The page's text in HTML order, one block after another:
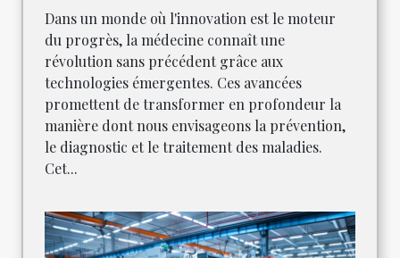
Dans un monde où l'innovation est le moteur
du progrès, la médecine connaît une
révolution sans précédent grâce aux
technologies émergentes. Ces avancées
promettent de transformer en profondeur la
manière dont nous envisageons la prévention,
le diagnostic et le traitement des maladies.
Cet...